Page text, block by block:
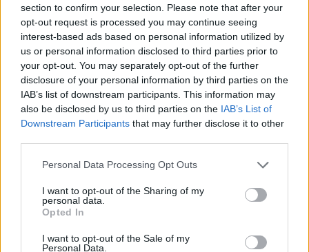
section to confirm your selection. Please note that after your
opt-out request is processed you may continue seeing
interest-based ads based on personal information utilized by
us or personal information disclosed to third parties prior to
your opt-out. You may separately opt-out of the further
disclosure of your personal information by third parties on the
IAB’s list of downstream participants. This information may
also be disclosed by us to third parties on the IAB’s List of
Downstream Participants that may further disclose it to other
Please note that this website/app uses one or more Google
not limited to your visit or usage behaviour. You may click to
grant or deny consent to Google and its third-party tags to
use your data for below specified purposes in below Google
consent section.
Personal Data Processing Opt Outs
I want to opt-out of the Sharing of my
personal data.
Opted In
I want to opt-out of the Sale of my
Personal Data.
Όταν ξεκινάτε ένα ταξίδι με βροχή και έχετε μπει
στο αυτοκίνητο, να γνωρίζετε ότι τα παπούτσια θα
γλιστράνε στην αρχή στα πεντάλ. Είναι καλό να τα
υγρασία. Κατά τη διάρκεια της οδήγησης θα πρέπει
να είναι αναμμένα τα φώτα πορείας, τα πίσω φώτα
να είναι σε καλή κατάσταση, όπως τα φώτα φρένων
υαλοκαθαριστήρες να λειτουργούν και τα μάκτρα